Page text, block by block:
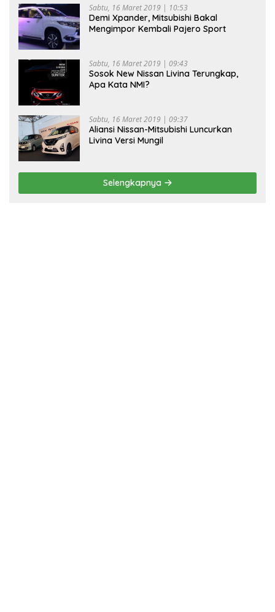
Sabtu, 16 Maret 2019 | 10:53
Demi Xpander, Mitsubishi Bakal
Mengimpor Kembali Pajero Sport
Sabtu, 16 Maret 2019 | 09:43
Sosok New Nissan Livina Terungkap,
Apa Kata NMI?
Sabtu, 16 Maret 2019 | 09:37
Aliansi Nissan-Mitsubishi Luncurkan
Livina Versi Mungil
Selengkapnya